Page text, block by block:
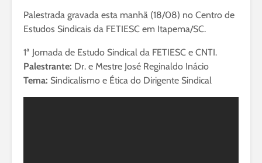
Palestrada gravada esta manhã (18/08) no Centro de
Estudos Sindicais da FETIESC em Itapema/SC.
1ª Jornada de Estudo Sindical da FETIESC e CNTI.
Palestrante: Dr. e Mestre José Reginaldo Inácio
Tema: Sindicalismo e Ética do Dirigente Sindical